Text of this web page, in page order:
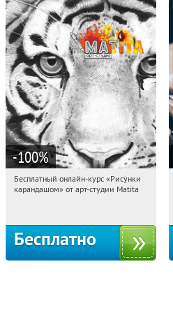
-100%
13:38:37 Получили:35
Бесплатный онлайн-курс «Рисунки
карандашом» от арт-студии Matita
Бесплатно